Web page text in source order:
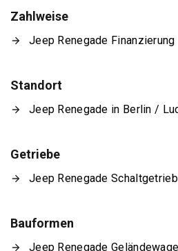
Zahlweise
Jeep Renegade Finanzierung
Standort
Jeep Renegade in Berlin /
Getriebe
Jeep Renegade
Bauformen
Jeep Renegade